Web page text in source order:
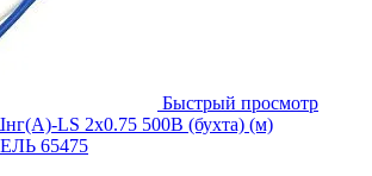
Быстрый просмотр
LS 2х0.75 500В (бухта) (м)
65475